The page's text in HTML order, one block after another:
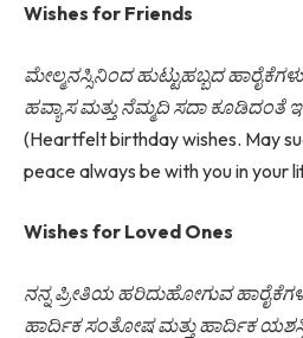
Wishes for Friends
ಮೇಲ್ಮನಸ್ಸಿನಿಂದ ಹುಟ್ಟುಹಬ್ಬದ
ಹವ್ಯಾಸ ಮತ್ತು ನೆಮ್ಮದಿ ಸದಾ ಕೂಡಿದಂತೆ
(Heartfelt birthday wishes. May
peace always be with you in your
Wishes for Loved Ones
ನನ್ನ ಪ್ರೀತಿಯ ಹರಿದುಹೋಗುವ
ಹಾರ್ದಿಕ ಸಂತೋಷ ಮತ್ತು ಹಾರ್ದಿಕ